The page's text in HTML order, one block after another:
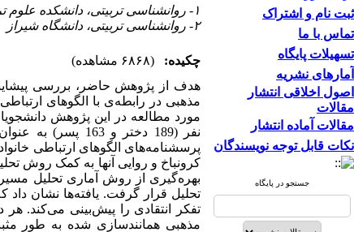
ثبت نام و اشتراک
تماس با ما
تسهیلات پایگاه
آمارهای نشریه
اصول اخلاقی انتشار
مقالات
مقالات آماده انتشار
نکات قابل توجه نویسندگان
جستجو در پایگاه
۱- روانشناسی تربیتی، دانشکده علوم تربیتی و روانشناسی، دانشگاه شیراز ،
۲- روانشناسی تربیتی، دانشگاه شیراز
چکیده:
(۶۸۶۸ مشاهده)
هدف از پژوهش حاضر، بررسی
مذهبی در رابطهی با الگوهای
نفر (189 دختر و 163 پسر) به عنوان نمونه به روش نمونه
پرسشنامههای الگوهای ارتباطی
کرونباخ و روایی آنها به کمک روش
بهره‌گیری از روش آماری تحلیل
تحلیل قرار گرفت. یافتهها نشان داد
تفکر انتقادی را پیش‌بینی می‌کند. هر
مذهبی همانندسازی شده به طور